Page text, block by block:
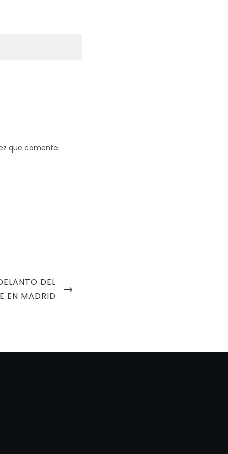
que comente.
DEL
EN MADRID